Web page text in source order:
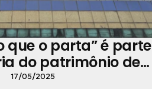
que o parta” é parte
do patrimônio de
Belém
17/05/2025